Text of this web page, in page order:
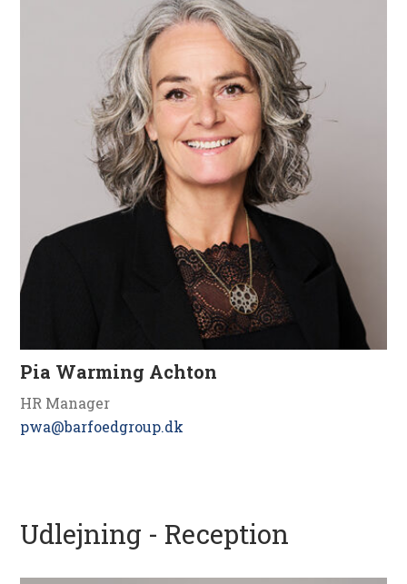
Pia Warming Achton
HR Manager
pwa@barfoedgroup.dk
Udlejning - Reception